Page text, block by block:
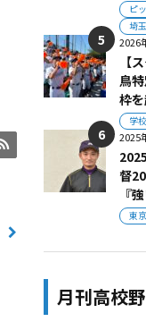
ピ
埼
2026
【
鳥
枠
学
2025
督
『
東
月刊高校